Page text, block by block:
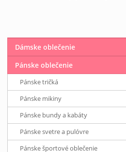
Dámske oblečenie
Pánske oblečenie
Pánske tričká
Pánske mikiny
Pánske bundy a kabáty
Pánske svetre a pulóvre
Pánske športové oblečenie